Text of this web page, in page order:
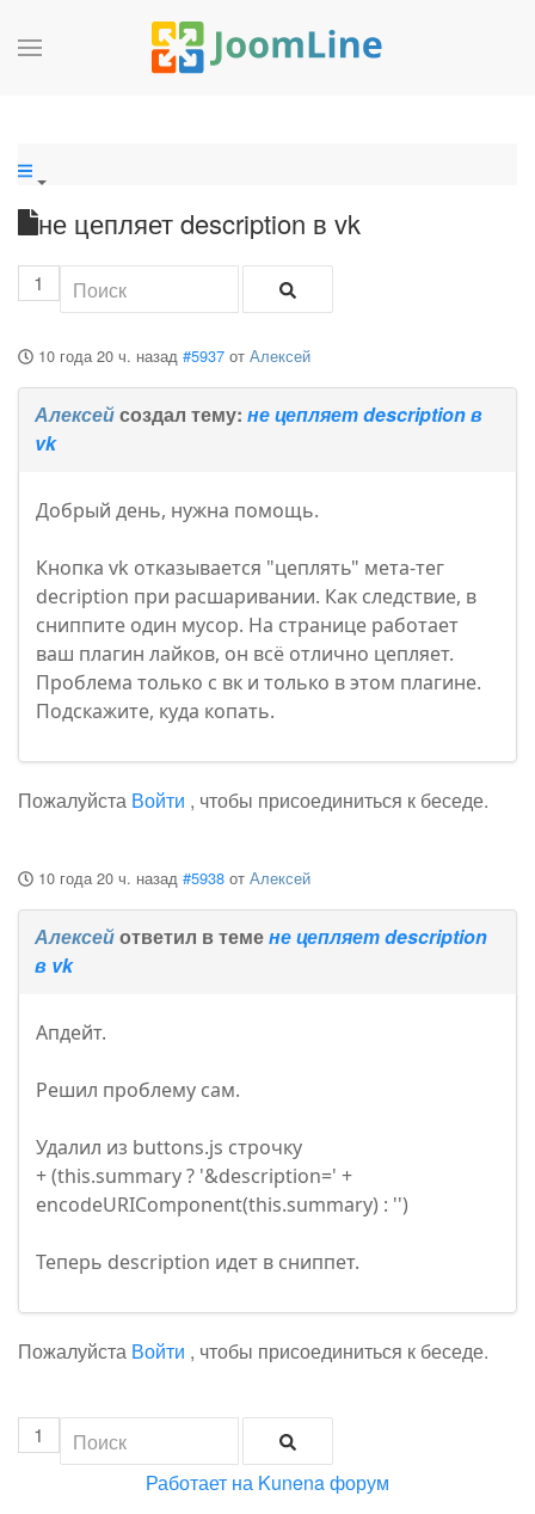
не цепляет description в vk
1
10 года 20 ч. назад #5937 от Алексей
Алексейсоздал тему: не цепляет description в
vk
Добрый день, нужна помощь.
Кнопка vk отказывается "цеплять" мета-тег
decription при расшаривании. Как следствие, в
сниппите один мусор. На странице работает
ваш плагин лайков, он всё отлично цепляет.
Проблема только с вк и только в этом плагине.
Подскажите, куда копать.
Пожалуйста Войти , чтобы присоединиться к беседе.
10 года 20 ч. назад #5938 от Алексей
Алексейответил в темене цепляет description
в vk
Апдейт.
Решил проблему сам.
Удалил из buttons.js строчку
+ (this.summary ? '&description=' +
encodeURIComponent(this.summary) : '')
Теперь description идет в сниппет.
Пожалуйста Войти , чтобы присоединиться к беседе.
1
Работает на Kunena форум